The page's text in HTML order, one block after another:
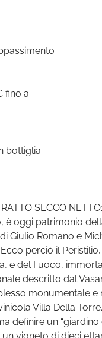
fino a
bottiglia
SECCO
è oggi patrimonio
Giulio Romano e
perciò il
e del Fuoco,
descritto dal
monumentale e
Villa Della Torre.
definire un “giardino